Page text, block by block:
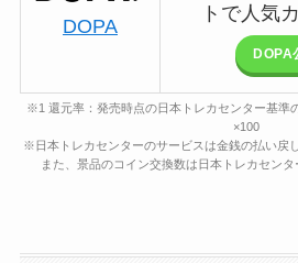
DOPA
トで人気
DOPA
※1 還元率：発売時点の日本トレカセンター基準
×100
※日本トレカセンターのサービスは金銭の払い戻
また、景品のコイン交換数は日本トレカセンタ